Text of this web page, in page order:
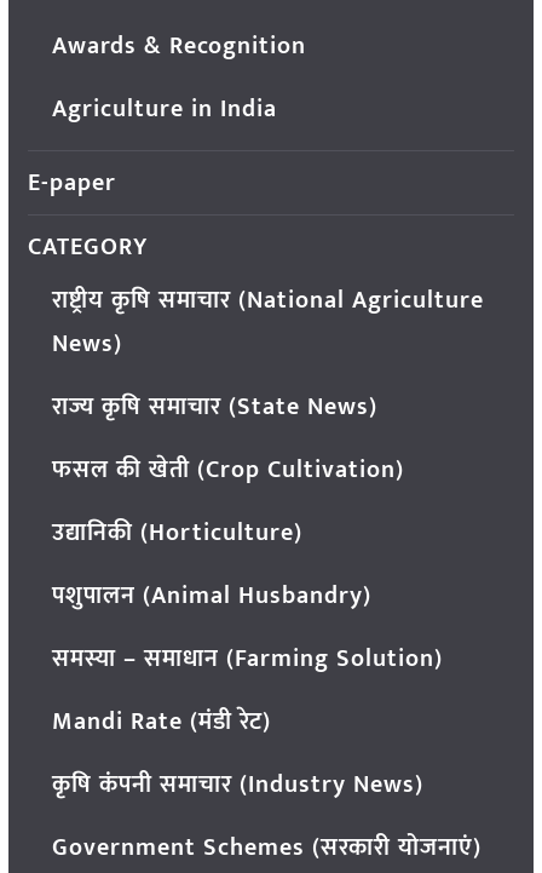
Awards & Recognition
Agriculture in India
E-paper
CATEGORY
राष्ट्रीय कृषि समाचार (National Agriculture
News)
राज्य कृषि समाचार (State News)
फसल की खेती (Crop Cultivation)
उद्यानिकी (Horticulture)
पशुपालन (Animal Husbandry)
समस्या – समाधान (Farming Solution)
Mandi Rate (मंडी रेट)
कृषि कंपनी समाचार (Industry News)
Government Schemes (सरकारी योजनाएं)